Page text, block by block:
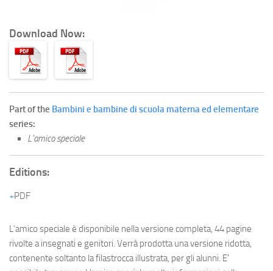
Download Now:
Part of the Bambini e bambine di scuola materna ed elementare
series:
L'amico speciale
Editions:
PDF
L’amico speciale è disponibile nella versione completa, 44 pagine
rivolte a insegnati e genitori. Verrà prodotta una versione ridotta,
contenente soltanto la filastrocca illustrata, per gli alunni. E'